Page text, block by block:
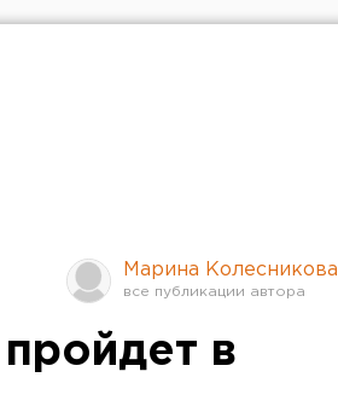
Марина Колесникова
в